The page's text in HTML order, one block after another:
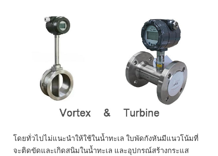
โดยทั่วไปไม่แนะนำให้ใช้ในน้ำทะเล ใบพัดกังหันมีแนวโน้มที่
จะติดขัดและเกิดสนิมในน้ำทะเล และอุปกรณ์สร้างกระแส